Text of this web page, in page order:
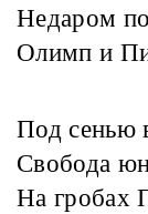
Недаром
Олимп и
Под сенью
Свобода
На гробах